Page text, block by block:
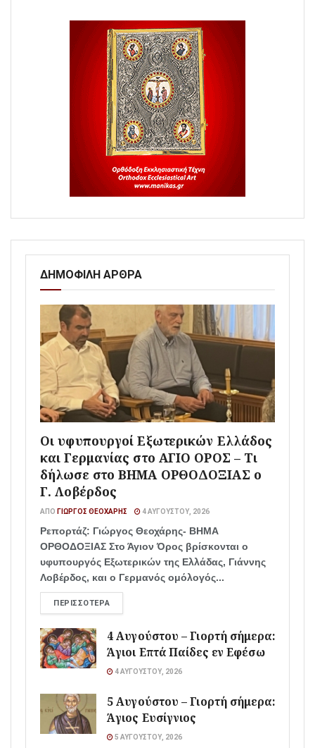
ΔΗΜΟΦΙΛΗ ΑΡΘΡΑ
Οι υφυπουργοί Εξωτερικών Ελλάδος
και Γερμανίας στο ΑΓΙΟ ΟΡΟΣ – Τι
δήλωσε στο ΒΗΜΑ ΟΡΘΟΔΟΞΙΑΣ ο
Γ. Λοβέρδος
ΑΠΌ ΓΙΏΡΓΟΣ ΘΕΟΧΆΡΗΣ 4 ΑΥΓΟΎΣΤΟΥ, 2026
Ρεπορτάζ: Γιώργος Θεοχάρης- ΒΗΜΑ
ΟΡΘΟΔΟΞΙΑΣ Στο Άγιον Όρος βρίσκονται ο
υφυπουργός Εξωτερικών της Ελλάδας, Γιάννης
Λοβέρδος, και ο Γερμανός ομόλογός...
ΠΕΡΙΣΣΌΤΕΡΑ
4 Αυγούστου – Γιορτή σήμερα:
Άγιοι Επτά Παίδες εν Εφέσω
4 ΑΥΓΟΎΣΤΟΥ, 2026
5 Αυγούστου – Γιορτή σήμερα:
Άγιος Ευσίγνιος
5 ΑΥΓΟΎΣΤΟΥ, 2026